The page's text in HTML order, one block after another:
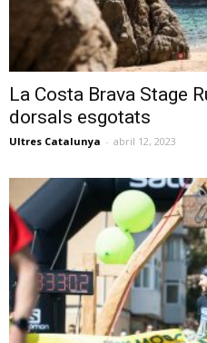
La Costa Brava Stage
dorsals esgotats
Ultres Catalunya - abril 12, 2023